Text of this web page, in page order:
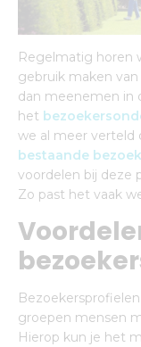
Regelmatig horen
gebruik maken
dan meenemen in
het
we al meer verteld
bestaande
voordelen bij deze
Zo past het vaak
groepen mensen
Hierop kun je het